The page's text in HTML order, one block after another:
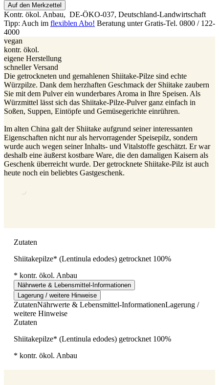
Auf den Merkzettel
Kontr. ökol. Anbau, DE-ÖKO-037, Deutschland-Landwirtschaft
Tipp: Auch im flexiblen Abo! Beratung unter Gratis-Tel. 0800 / 122-
4000
vegan
kontr. ökol.
eigene Herstellung
schneller Versand
Die getrockneten und gemahlenen Shiitake-Pilze sind echte
Würzpilze. Dank dem herzhaften Geschmack der Shiitake zaubern
Sie mit dem Pulver ein wunderbares Aroma in Ihre Speisen. Als
Würzmittel lässt sich das Shiitake-Pilze-Pulver ganz einfach in
Soßen, Suppen, Eintöpfe und Gemüsegerichte einrühren.
Im alten China galt der Shiitake aufgrund seiner interessanten
Eigenschaften nicht nur als hervorragender Speisepilz, sondern
wurde auch wegen seiner Inhalts- und Vitalstoffe geschätzt. Er war
deshalb eine äußerst kostbare Ware, die den damaligen Kaisern als
Geschenk überreicht wurde. Der getrocknete Shiitake-Pilz ist auch
heute noch ein beliebtes Gastgeschenk.
Zutaten
Shiitakepilze* (Lentinula edodes) getrocknet 100%
* kontr. ökol. Anbau
Nährwerte & Lebensmittel-Informationen
Lagerung / weitere Hinweise
ZutatenNährwerte & Lebensmittel-InformationenLagerung /
weitere Hinweise
Zutaten
Shiitakepilze* (Lentinula edodes) getrocknet 100%
* kontr. ökol. Anbau